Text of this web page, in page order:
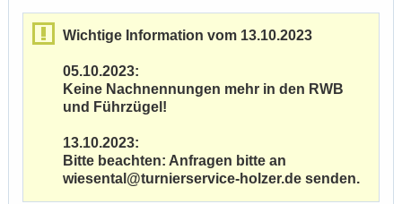
Wichtige Information vom 13.10.2023
05.10.2023:
Keine Nachnennungen mehr in den RWB
und Führzügel!
13.10.2023:
Bitte beachten: Anfragen bitte an
wiesental@turnierservice-holzer.de senden.